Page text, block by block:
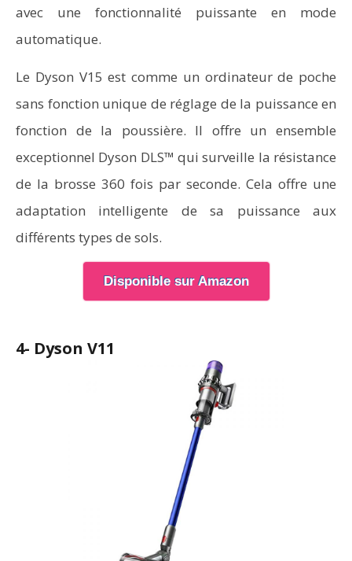
avec une fonctionnalité puissante en mode
automatique.
Le Dyson V15 est comme un ordinateur de poche
sans fonction unique de réglage de la puissance en
fonction de la poussière. Il offre un ensemble
exceptionnel Dyson DLS™ qui surveille la résistance
de la brosse 360 fois par seconde. Cela offre une
adaptation intelligente de sa puissance aux
différents types de sols.
Disponible sur Amazon
4- Dyson V11